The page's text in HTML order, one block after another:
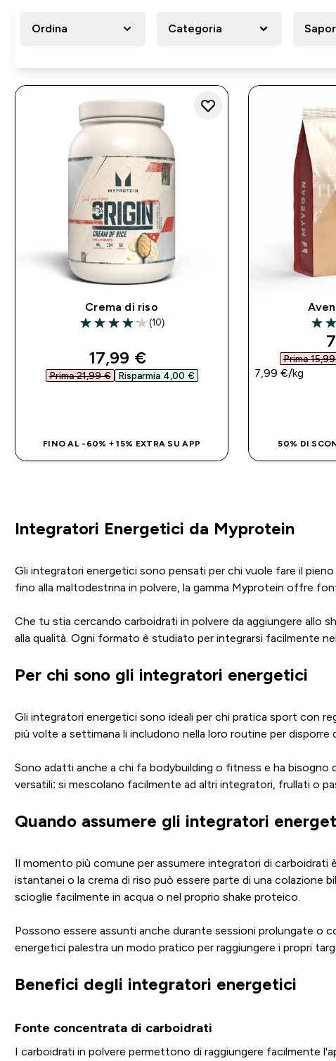
Ordina Categoria
Crema di riso
4.1 out of 5 stars
(10)
discounted price
17,99 €‎
Prima 21,99 €‎ Risparmia 4,00 €‎
FINO AL -60% + 15% EXTRA SU APP
Prima
7,99 €‎/kg
50% DI
Integratori Energetici da Myprotein
Gli integratori energetici sono pensati per chi vuole fare il
fino alla maltodestrina in polvere, la gamma Myprotein offre
Che tu stia cercando carboidrati in polvere da aggiungere allo
alla qualità. Ogni formato è studiato per integrarsi facilmente
Per chi sono gli integratori energetici
Gli integratori energetici sono ideali per chi pratica sport con
più volte a settimana li includono nella loro routine per disporre
Sono adatti anche a chi fa bodybuilding o fitness e ha bisogno
versatili: si mescolano facilmente ad altri integratori, frullati o
Quando assumere gli integratori
Il momento più comune per assumere integratori di carboidrati
istantanei o la crema di riso può essere parte di una colazione
scioglie facilmente in acqua o nel proprio shake proteico.
Possono essere assunti anche durante sessioni prolungate o
energetici palestra un modo pratico per raggiungere i propri
Benefici degli integratori energetici
Fonte concentrata di carboidrati
I carboidrati in polvere permettono di raggiungere facilmente